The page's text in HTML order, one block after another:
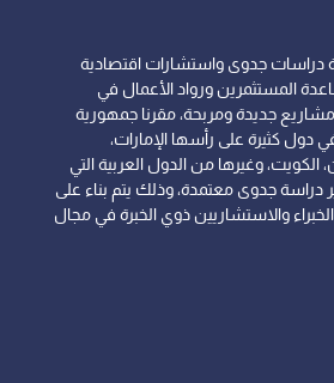
جدوى واستشارات اقتصادية
المستثمرين ورواد الأعمال في
جديدة ومربحة، مقرنا جمهورية
دول كثيرة على رأسها الإمارات،
الكويت، وغيرها من الدول العربية التي
جدوى معتمدة، وذلك يتم بناء على
والاستشاريين ذوي الخبرة في مجال